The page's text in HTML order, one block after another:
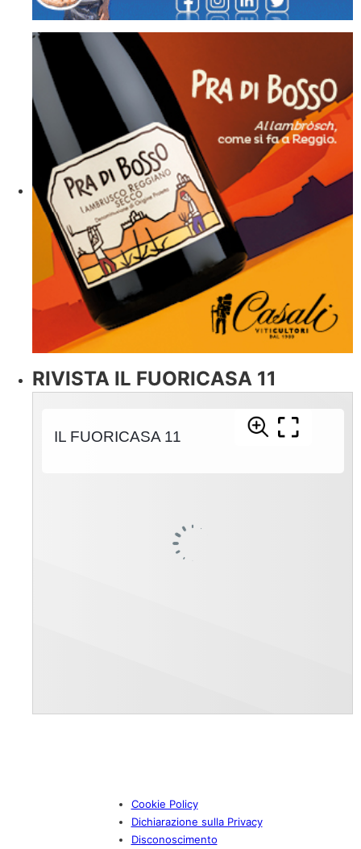
RIVISTA IL FUORICASA 11
Cookie Policy
Dichiarazione sulla Privacy
Disconoscimento